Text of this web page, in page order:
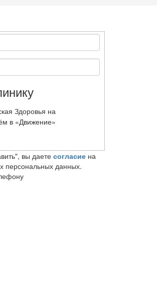
Здоровья на
в «Движение»
вы даетесогласие на
персональных данных.